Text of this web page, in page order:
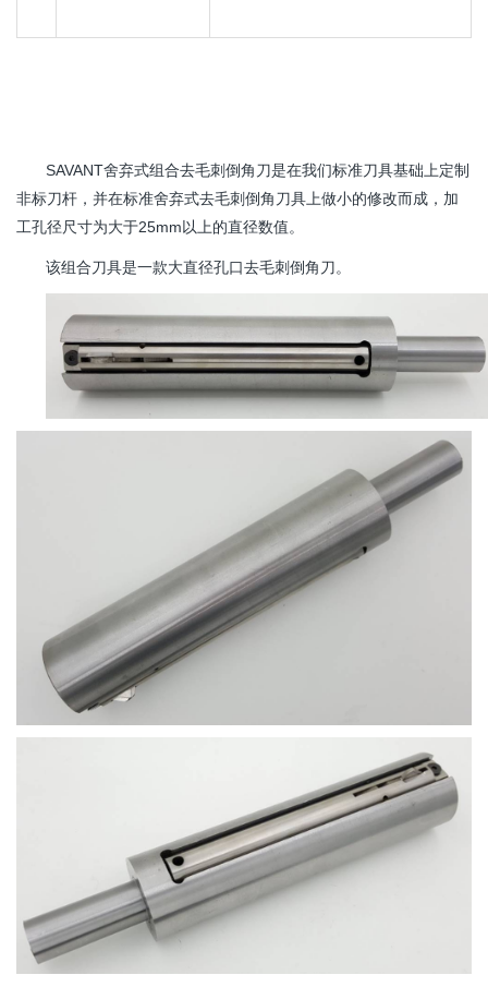
SAVANT舍弃式组合去毛刺倒角刀是在我们标准刀具基础上定制
非标刀杆，并在标准舍弃式去毛刺倒角刀具上做小的修改而成，加
工孔径尺寸为大于25mm以上的直径数值。
该组合刀具是一款大直径孔口去毛刺倒角刀。